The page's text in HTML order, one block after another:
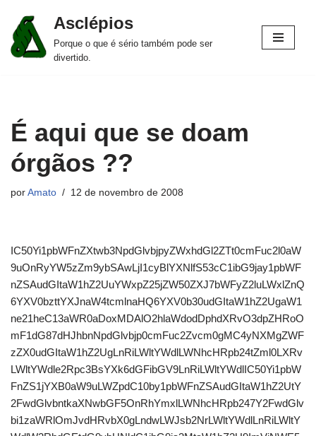
Pular
para
Asclépios
Porque o que é sério também pode ser
divertido.
É aqui que se doam
órgãos ??
por Amato 12 de novembro de 2008
IC50Yi1pbWFnZXtwb3NpdGlvbjpyZWxhdGl2ZTt0cmFuc2l0aW
9uOnRyYW5zZm9ybSAwLjI1cyBlYXNlfS53cC1ibG9jay1pbWF
nZSAudGItaW1hZ2UuYWxpZ25jZW50ZXJ7bWFyZ2luLWxlZnQ
6YXV0bzttYXJnaW4tcmlnaHQ6YXV0b30udGItaW1hZ2UgaW1
ne21heC13aWR0aDoxMDAlO2hlaWdodDphdXRvO3dpZHRoO
mF1dG87dHJhbnNpdGlvbjp0cmFuc2Zvcm0gMC4yNXMgZWF
zZX0udGItaW1hZ2UgLnRiLWltYWdlLWNhcHRpb24tZml0LXRv
LWltYWdle2Rpc3BsYXk6dGFibGV9LnRiLWltYWdlIC50Yi1pbW
FnZS1jYXB0aW9uLWZpdC10by1pbWFnZSAudGItaW1hZ2UtY
2FwdGlvbntkaXNwbGF5OnRhYmxlLWNhcHRpb247Y2FwdGlv
bi1zaWRlOmJvdHRvbX0gLndwLWJsb2NrLWltYWdlLnRiLWltY